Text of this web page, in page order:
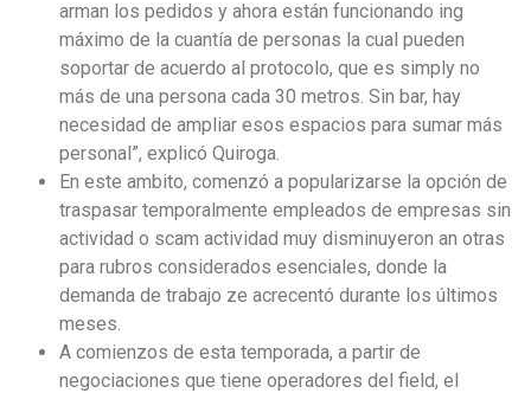
arman los pedidos y ahora están funcionando ing
máximo de la cuantía de personas la cual pueden
soportar de acuerdo al protocolo, que es simply no
más de una persona cada 30 metros. Sin bar, hay
necesidad de ampliar esos espacios para sumar más
personal”, explicó Quiroga.
En este ambito, comenzó a popularizarse la opción de
traspasar temporalmente empleados de empresas sin
actividad o scam actividad muy disminuyeron an otras
para rubros considerados esenciales, donde la
demanda de trabajo ze acrecentó durante los últimos
meses.
A comienzos de esta temporada, a partir de
negociaciones que tiene operadores del field, el